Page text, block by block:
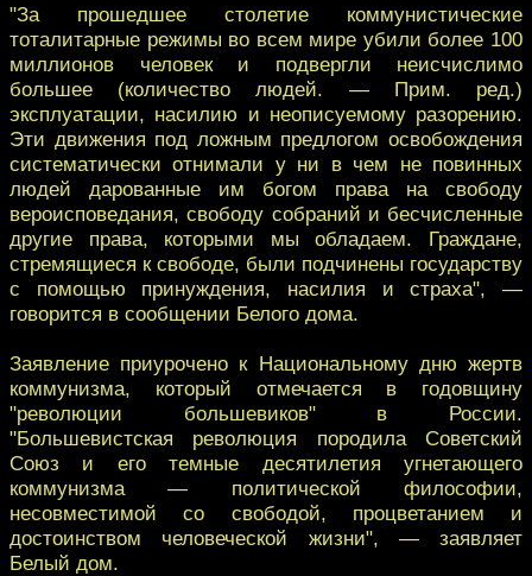
"За прошедшее столетие коммунистические
тоталитарные режимы во всем мире убили более 100
миллионов человек и подвергли неисчислимо
большее (количество людей. — Прим. ред.)
эксплуатации, насилию и неописуемому разорению.
Эти движения под ложным предлогом освобождения
систематически отнимали у ни в чем не повинных
людей дарованные им богом права на свободу
вероисповедания, свободу собраний и бесчисленные
другие права, которыми мы обладаем. Граждане,
стремящиеся к свободе, были подчинены государству
с помощью принуждения, насилия и страха", —
говорится в сообщении Белого дома.
Заявление приурочено к Национальному дню жертв
коммунизма, который отмечается в годовщину
"революции большевиков" в России.
"Большевистская революция породила Советский
Союз и его темные десятилетия угнетающего
коммунизма — политической философии,
несовместимой со свободой, процветанием и
достоинством человеческой жизни", — заявляет
Белый дом.